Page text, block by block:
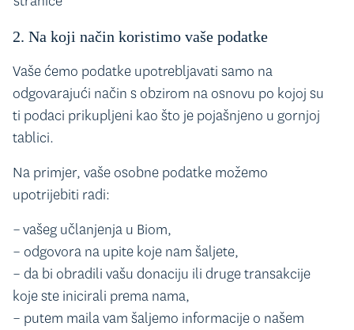
2. Na koji način koristimo vaše podatke
Vaše ćemo podatke upotrebljavati samo na
odgovarajući način s obzirom na osnovu po kojoj su
ti podaci prikupljeni kao što je pojašnjeno u gornjoj
tablici.
Na primjer, vaše osobne podatke možemo
upotrijebiti radi:
– vašeg učlanjenja u Biom,
– odgovora na upite koje nam šaljete,
– da bi obradili vašu donaciju ili druge transakcije
koje ste inicirali prema nama,
– putem maila vam šaljemo informacije o našem